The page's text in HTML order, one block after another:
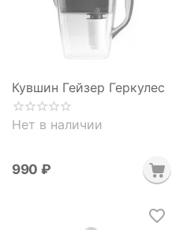
Кувшин Гейзер Геркулес
Нет в наличии
‍990‍ ₽